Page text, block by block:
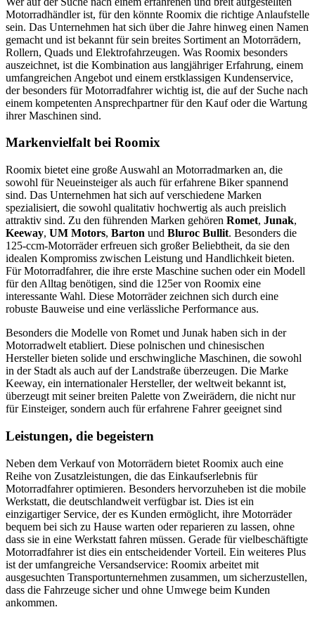
Motorradhändler ist, für den könnte Roomix die richtige Anlaufstelle
sein. Das Unternehmen hat sich über die Jahre hinweg einen Namen
gemacht und ist bekannt für sein breites Sortiment an Motorrädern,
Rollern, Quads und Elektrofahrzeugen. Was Roomix besonders
auszeichnet, ist die Kombination aus langjähriger Erfahrung, einem
umfangreichen Angebot und einem erstklassigen Kundenservice,
der besonders für Motorradfahrer wichtig ist, die auf der Suche nach
einem kompetenten Ansprechpartner für den Kauf oder die Wartung
ihrer Maschinen sind.
Markenvielfalt bei Roomix
Roomix bietet eine große Auswahl an Motorradmarken an, die
sowohl für Neueinsteiger als auch für erfahrene Biker spannend
sind. Das Unternehmen hat sich auf verschiedene Marken
spezialisiert, die sowohl qualitativ hochwertig als auch preislich
attraktiv sind. Zu den führenden Marken gehören Romet, Junak,
Keeway, UM Motors, Barton und Bluroc Bullit. Besonders die
125-ccm-Motorräder erfreuen sich großer Beliebtheit, da sie den
idealen Kompromiss zwischen Leistung und Handlichkeit bieten.
Für Motorradfahrer, die ihre erste Maschine suchen oder ein Modell
für den Alltag benötigen, sind die 125er von Roomix eine
interessante Wahl. Diese Motorräder zeichnen sich durch eine
robuste Bauweise und eine verlässliche Performance aus.
Besonders die Modelle von Romet und Junak haben sich in der
Motorradwelt etabliert. Diese polnischen und chinesischen
Hersteller bieten solide und erschwingliche Maschinen, die sowohl
in der Stadt als auch auf der Landstraße überzeugen. Die Marke
Keeway, ein internationaler Hersteller, der weltweit bekannt ist,
überzeugt mit seiner breiten Palette von Zweirädern, die nicht nur
für Einsteiger, sondern auch für erfahrene Fahrer geeignet sind​
Leistungen, die begeistern
Neben dem Verkauf von Motorrädern bietet Roomix auch eine
Reihe von Zusatzleistungen, die das Einkaufserlebnis für
Motorradfahrer optimieren. Besonders hervorzuheben ist die mobile
Werkstatt, die deutschlandweit verfügbar ist. Dies ist ein
einzigartiger Service, der es Kunden ermöglicht, ihre Motorräder
bequem bei sich zu Hause warten oder reparieren zu lassen, ohne
dass sie in eine Werkstatt fahren müssen. Gerade für vielbeschäftigte
Motorradfahrer ist dies ein entscheidender Vorteil. Ein weiteres Plus
ist der umfangreiche Versandservice: Roomix arbeitet mit
ausgesuchten Transportunternehmen zusammen, um sicherzustellen,
dass die Fahrzeuge sicher und ohne Umwege beim Kunden
ankommen​.